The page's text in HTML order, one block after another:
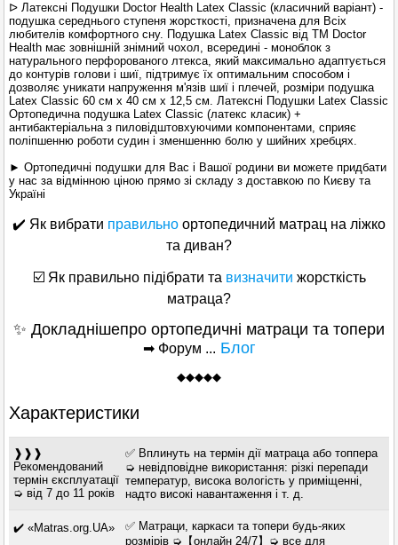
ᐅ Латексні Подушки Doctor Health Latex Classic (класичний варіант) -
подушка середнього ступеня жорсткості, призначена для Всіх
любителів комфортного сну. Подушка Latex Classic від ТМ Doctor
Health має зовнішній знімний чохол, всередині - моноблок з
натурального перфорованого лтекса, який максимально адаптується
до контурів голови і шиї, підтримує їх оптимальним способом і
дозволяє уникати напруження м'язів шиї і плечей, розміри подушка
Latex Classic 60 см х 40 см х 12,5 см. Латексні Подушки Latex Classic
Ортопедична подушка Latex Classic (латекс класик) +
антибактеріальна з пиловідштовхуючими компонентами, сприяє
поліпшенню роботи судин і зменшенню болю у шийних хребцях.
► Ортопедичні подушки для Вас і Вашої родини ви можете придбати
у нас за відмінною ціною прямо зі складу з доставкою по Києву та
Україні
✔️ Як вибрати правильно ортопедичний матрац на ліжко
та диван?
☑️ Як правильно підібрати та визначити жорсткість
матраца?
✨ Докладнішепро ортопедичні матраци та топери
➡ Форум ... Блог
◆◆◆◆◆
Характеристики
❱❱❱
Рекомендований
термін єксплуатації
➭ від 7 до 11 років
✅ Вплинуть на термін дії матраца або топпера
➭ невідповідне використання: різкі перепади
температур, висока вологість у приміщенні,
надто високі навантаження і т. д.
✔️ «Matras.org.UA»
✅ Матраци, каркаси та топери будь-яких
розмірів ➭【онлайн 24/7】➭ все для